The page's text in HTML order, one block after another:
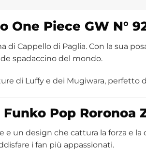
One Piece GW N°
di Cappello di Paglia. Con la sua
spadaccino del mondo.
di Luffy e dei Mugiwara, perfetto
Pop Roronoa
un design che cattura la forza e
i fan più appassionati.